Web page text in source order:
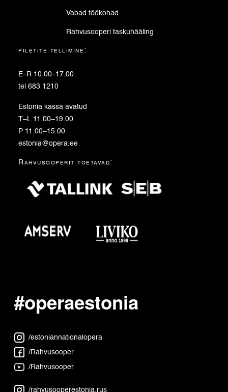
#operaestonia
/estoniannationalopera
/Rahvusooper
/Rahvusooper
/rahvusooperestonia.rus
Vabad töökohad
Rahvusooperi taskuhääling
piletite tellimine:
E–R 10.00–17.00
tel 683 1210
Estonia kassa avatud
T–L 11.00–19.00
P 11.00–15.00
estonia@opera.ee
Rahvusooperit toetavad: